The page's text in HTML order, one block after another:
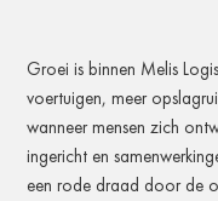
Groei is binnen Melis
voertuigen, meer
wanneer mensen zich
ingericht en
een rode draad door de